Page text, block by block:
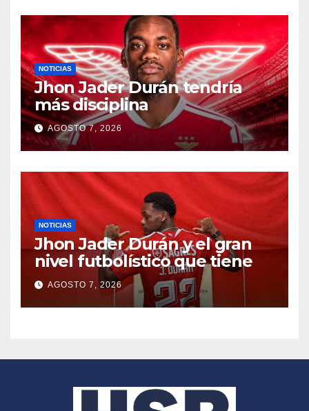
NOTICIAS
Jhon Jader Durán tendría
más disciplina
AGOSTO 7, 2026
NOTICIAS
Jhon Jader Durán y el gran
nivel futbolístico que tiene
AGOSTO 7, 2026